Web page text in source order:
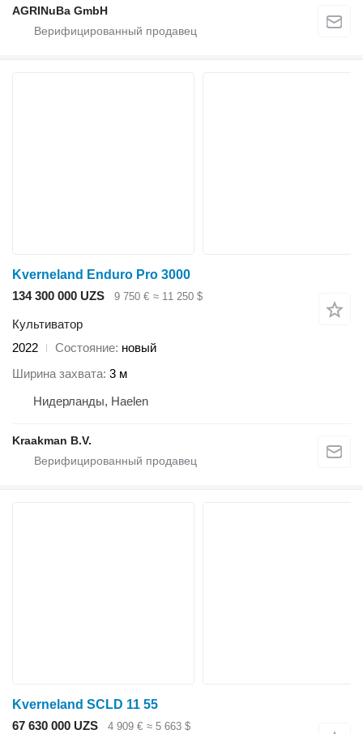
AGRINuBa GmbH
Kverneland Enduro Pro 3000
134 300 000 UZS
9 750 € ≈ 11 250 $
Культиватор
2022
Состояние новый
Ширина захвата 3 м
Нидерланды, Haelen
Kraakman B.V.
Kverneland SCLD 11 55
67 630 000 UZS
4 909 € ≈ 5 663 $